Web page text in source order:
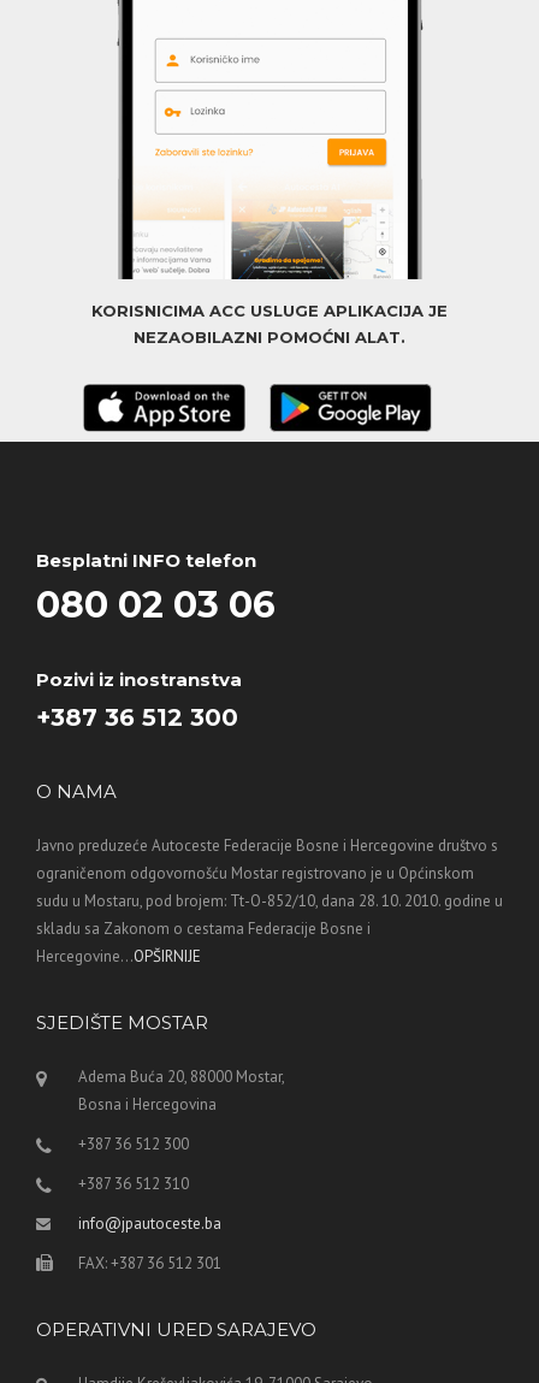
KORISNICIMA ACC USLUGE APLIKACIJA JE
NEZAOBILAZNI POMOĆNI ALAT.
Besplatni INFO telefon
080 02 03 06
Pozivi iz inostranstva
+387 36 512 300
O NAMA
Javno preduzeće Autoceste Federacije Bosne i Hercegovine društvo s
ograničenom odgovornošću Mostar registrovano je u Općinskom
sudu u Mostaru, pod brojem: Tt-O-852/10, dana 28. 10. 2010. godine u
skladu sa Zakonom o cestama Federacije Bosne i
Hercegovine...OPŠIRNIJE
SJEDIŠTE MOSTAR
Adema Buća 20, 88000 Mostar,
Bosna i Hercegovina
+387 36 512 300
+387 36 512 310
info@jpautoceste.ba
FAX: +387 36 512 301
OPERATIVNI URED SARAJEVO